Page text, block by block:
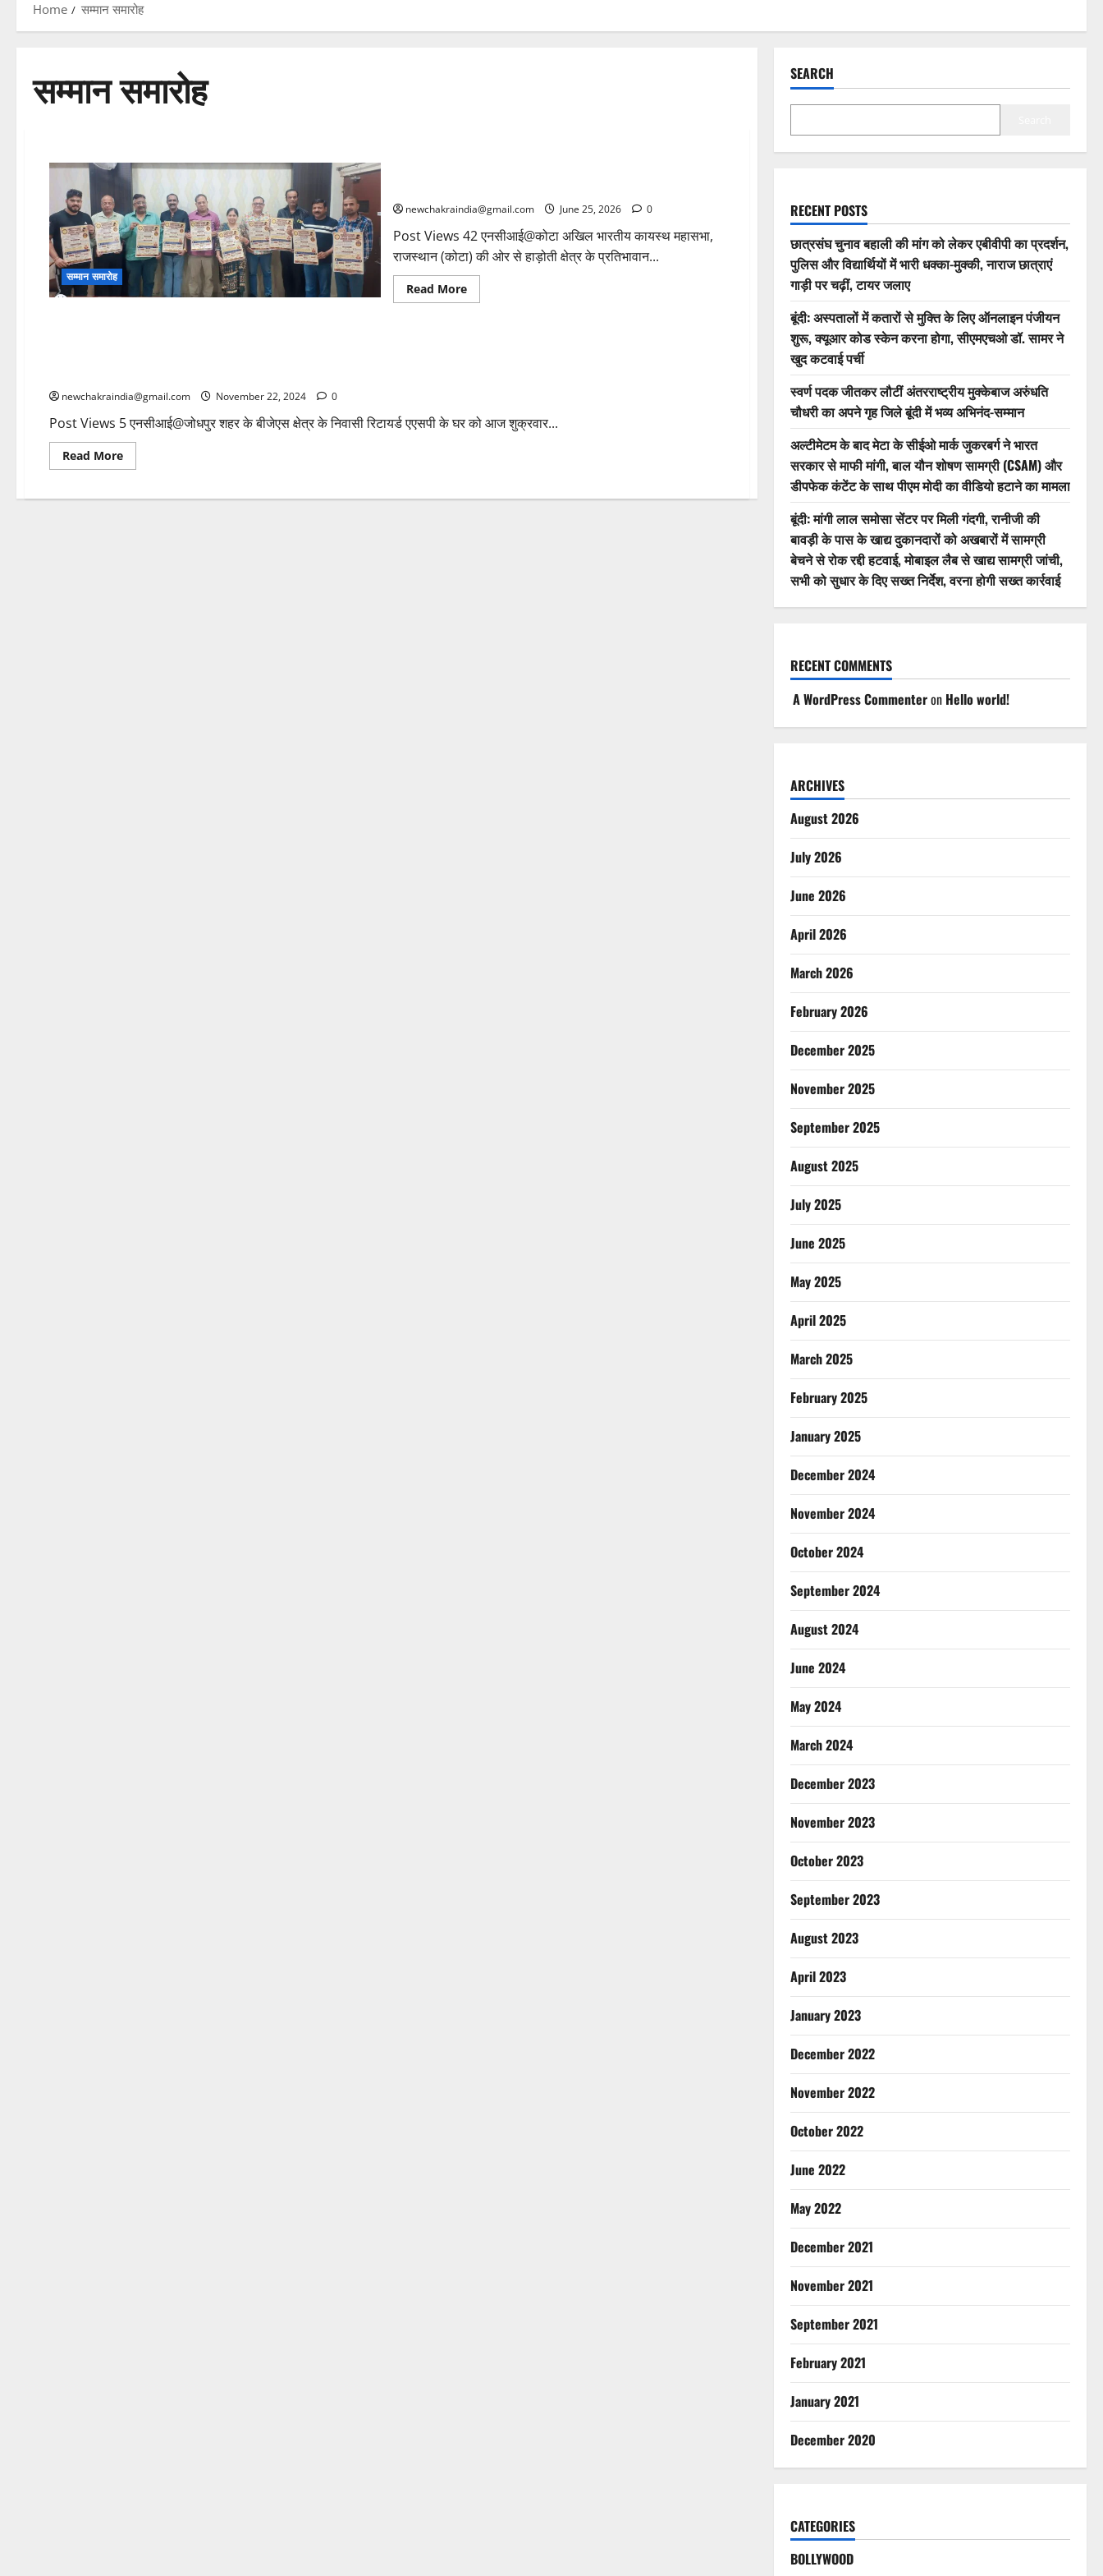
Home सम्मान समारोह
सम्मान समारोह
सम्मान समारोह
newchakraindia@gmail.com June 25, 2026 0
Post Views 42 एनसीआई@कोटा अखिल भारतीय कायस्थ महासभा,
राजस्थान (कोटा) की ओर से हाड़ोती क्षेत्र के प्रतिभावान...
Read More
newchakraindia@gmail.com November 22, 2024 0
Post Views 5 एनसीआई@जोधपुर शहर के बीजेएस क्षेत्र के निवासी रिटायर्ड एएसपी के घर को आज शुक्रवार...
Read More
SEARCH
RECENT POSTS
छात्रसंघ चुनाव बहाली की मांग को लेकर एबीवीपी का प्रदर्शन,
पुलिस और विद्यार्थियों में भारी धक्का-मुक्की, नाराज छात्राएं
गाड़ी पर चढ़ीं, टायर जलाए
बूंदी: अस्पतालों में कतारों से मुक्ति के लिए ऑनलाइन पंजीयन
शुरू, क्यूआर कोड स्केन करना होगा, सीएमएचओ डॉ. सामर ने
खुद कटवाई पर्ची
स्वर्ण पदक जीतकर लौटीं अंतरराष्ट्रीय मुक्केबाज अरुंधति
चौधरी का अपने गृह जिले बूंदी में भव्य अभिनंद-सम्मान
अल्टीमेटम के बाद मेटा के सीईओ मार्क जुकरबर्ग ने भारत
सरकार से माफी मांगी, बाल यौन शोषण सामग्री (CSAM) और
डीपफेक कंटेंट के साथ पीएम मोदी का वीडियो हटाने का मामला
बूंदी: मांगी लाल समोसा सेंटर पर मिली गंदगी, रानीजी की
बावड़ी के पास के खाद्य दुकानदारों को अखबारों में सामग्री
बेचने से रोक रद्दी हटवाई, मोबाइल लैब से खाद्य सामग्री जांची,
सभी को सुधार के दिए सख्त निर्देश, वरना होगी सख्त कार्रवाई
RECENT COMMENTS
A WordPress Commenteron Hello world!
ARCHIVES
August 2026
July 2026
June 2026
April 2026
March 2026
February 2026
December 2025
November 2025
September 2025
August 2025
July 2025
June 2025
May 2025
April 2025
March 2025
February 2025
January 2025
December 2024
November 2024
October 2024
September 2024
August 2024
June 2024
May 2024
March 2024
December 2023
November 2023
October 2023
September 2023
August 2023
April 2023
January 2023
December 2022
November 2022
October 2022
June 2022
May 2022
December 2021
November 2021
September 2021
February 2021
January 2021
December 2020
CATEGORIES
BOLLYWOOD